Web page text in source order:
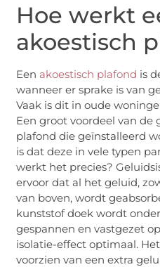
Hoe werkt
akoestisch
Een akoestisch plafond is
wanneer er sprake is van
Vaak is dit in oude
Een groot voordeel van de
plafond die geïnstalleerd
is dat deze in vele typen
werkt het precies?
ervoor dat al het geluid,
van boven, wordt
kunststof doek wordt
gespannen en vastgezet
isolatie-effect optimaal.
voorzien van een extra